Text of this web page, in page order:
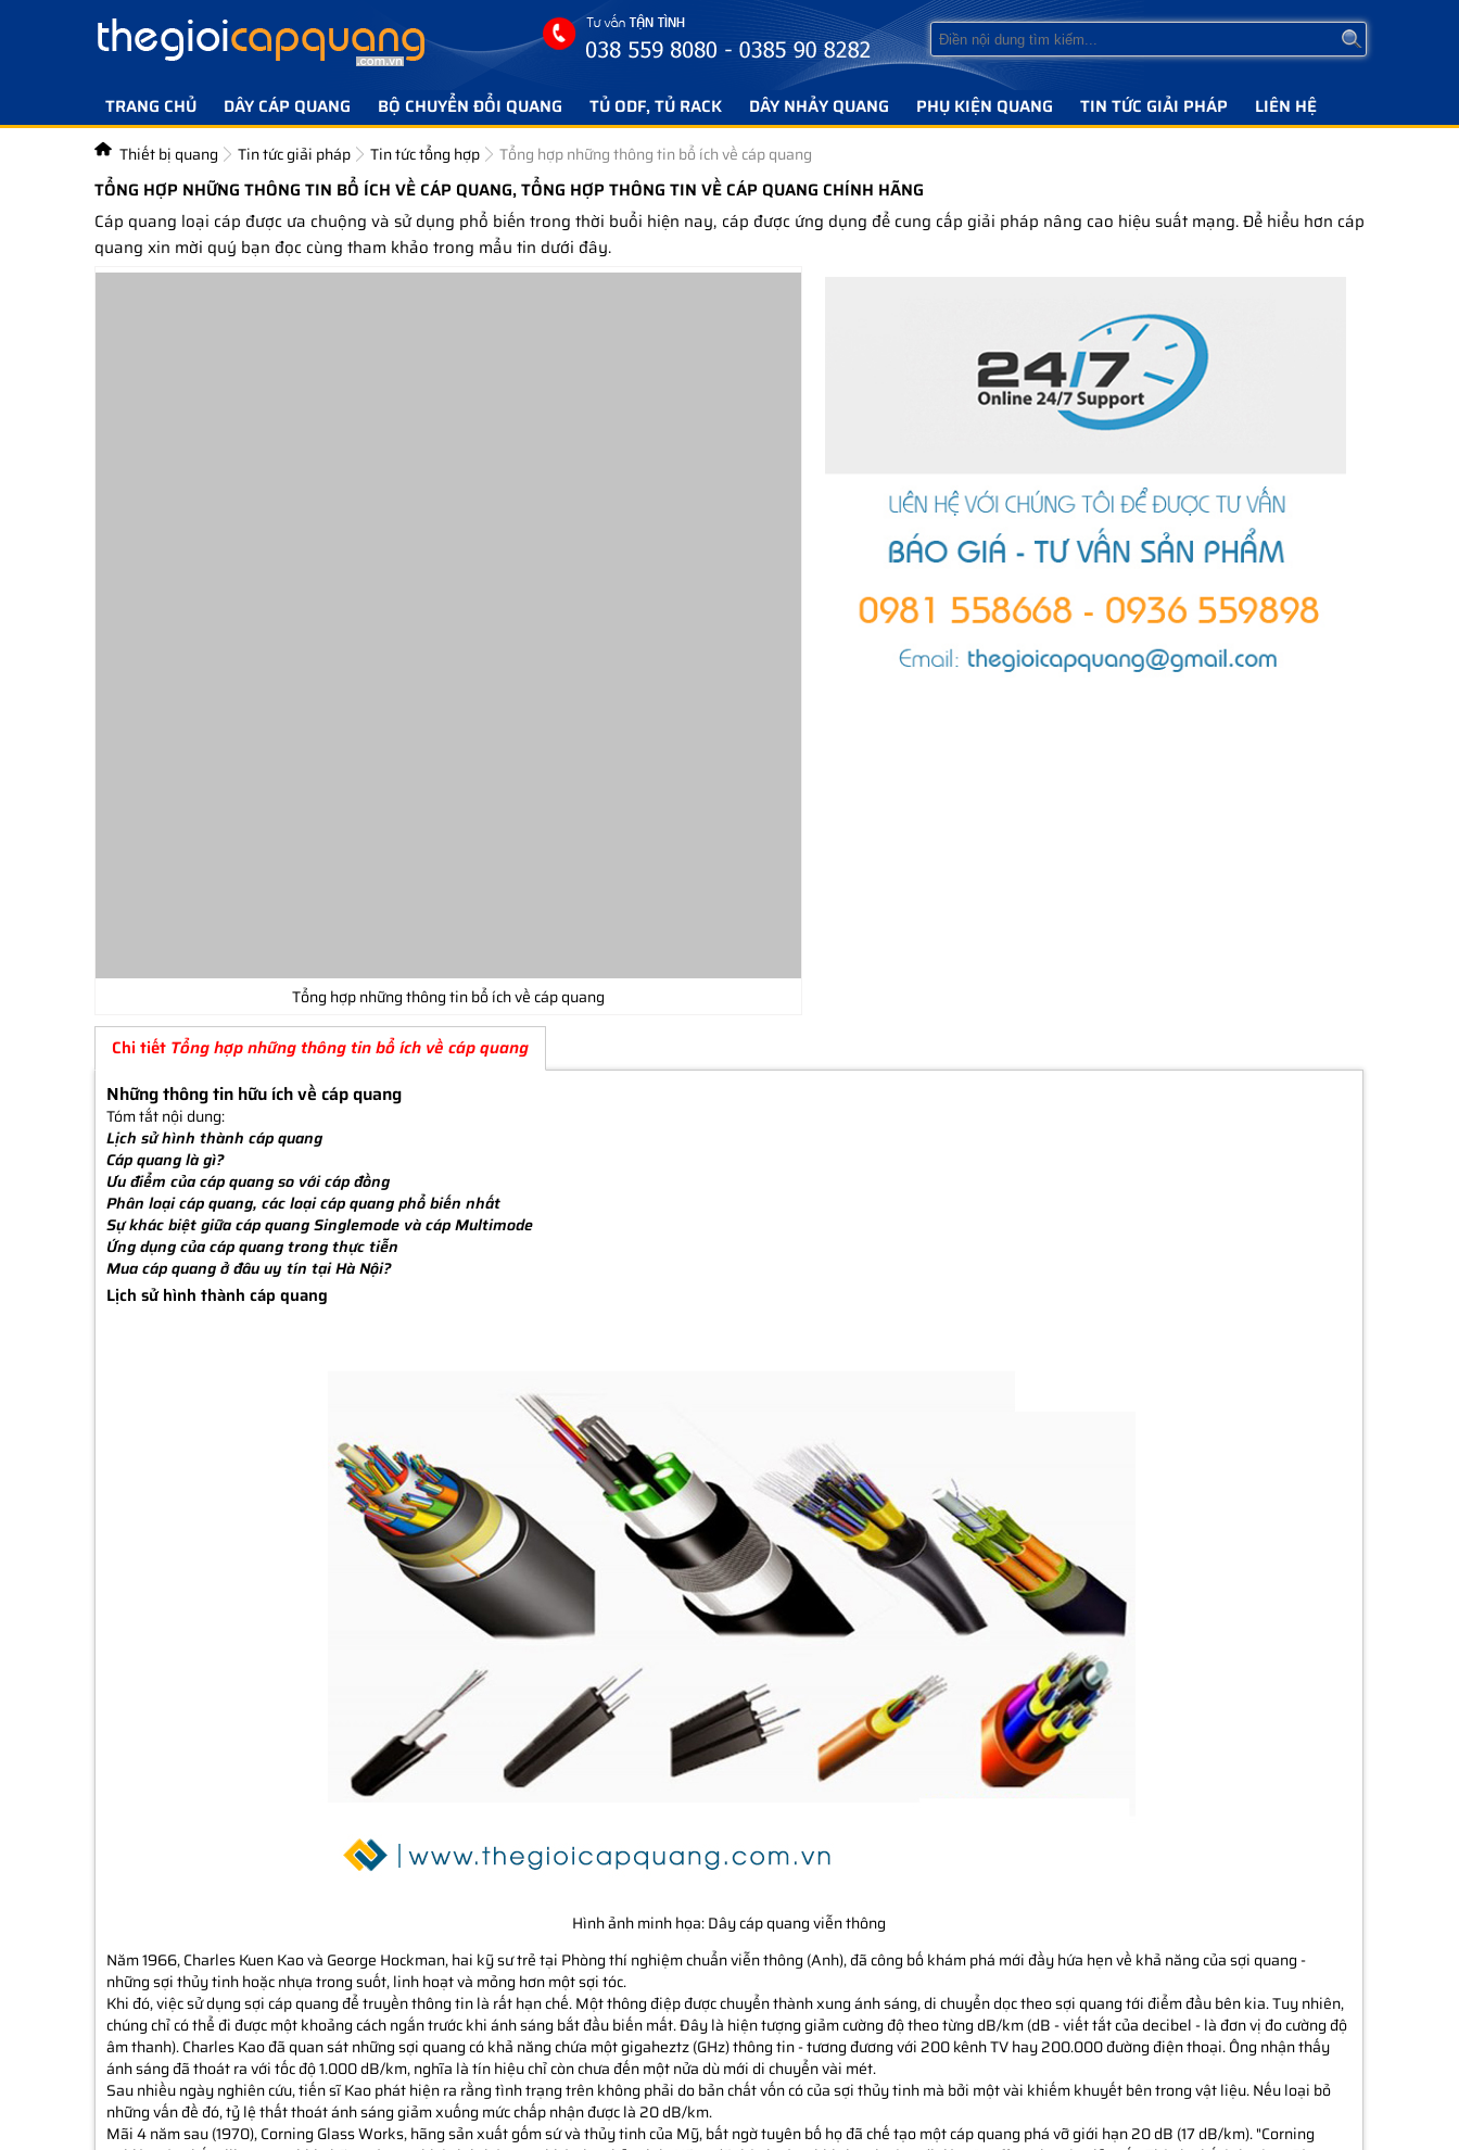
TRANG CHỦ DÂY CÁP QUANG BỘ CHUYỂN ĐỔI QUANG TỦ ODF, TỦ RACK DÂY NHẢY QUANG PHỤ KIỆN QUANG TIN TỨC GIẢI PHÁP LIÊN HỆ
Thiết bị quang Tin tức giải pháp Tin tức tổng hợp Tổng hợp những thông tin bổ ích về cáp quang
TỔNG HỢP NHỮNG THÔNG TIN BỔ ÍCH VỀ CÁP QUANG, TỔNG HỢP THÔNG TIN VỀ CÁP QUANG CHÍNH HÃNG
Cáp quang loại cáp được ưa chuộng và sử dụng phổ biến trong thời buổi hiện nay, cáp được ứng dụng để cung cấp giải pháp nâng cao hiệu suất mạng. Để hiểu hơn cáp
quang xin mời quý bạn đọc cùng tham khảo trong mẩu tin dưới đây.
Tổng hợp những thông tin bổ ích về cáp quang
Chi tiết Tổng hợp những thông tin bổ ích về cáp quang
Những thông tin hữu ích về cáp quang
Tóm tắt nội dung:
Lịch sử hình thành cáp quang
Cáp quang là gì?
Ưu điểm của cáp quang so với cáp đồng
Phân loại cáp quang, các loại cáp quang phổ biến nhất
Sự khác biệt giữa cáp quang Singlemode và cáp Multimode
Ứng dụng của cáp quang trong thực tiễn
Mua cáp quang ở đâu uy tín tại Hà Nội?
Lịch sử hình thành cáp quang
Hình ảnh minh họa: Dây cáp quang viễn thông
Năm 1966, Charles Kuen Kao và George Hockman, hai kỹ sư trẻ tại Phòng thí nghiệm chuẩn viễn thông (Anh), đã công bố khám phá mới đầy hứa hẹn về khả năng của sợi quang -
những sợi thủy tinh hoặc nhựa trong suốt, linh hoạt và mỏng hơn một sợi tóc.
Khi đó, việc sử dụng sợi cáp quang để truyền thông tin là rất hạn chế. Một thông điệp được chuyển thành xung ánh sáng, di chuyển dọc theo sợi quang tới điểm đầu bên kia. Tuy nhiên,
chúng chỉ có thể đi được một khoảng cách ngắn trước khi ánh sáng bắt đầu biến mất. Đây là hiện tượng giảm cường độ theo từng dB/km (dB - viết tắt của decibel - là đơn vị đo cường độ
âm thanh). Charles Kao đã quan sát những sợi quang có khả năng chứa một gigaheztz (GHz) thông tin - tương đương với 200 kênh TV hay 200.000 đường điện thoại. Ông nhận thấy
ánh sáng đã thoát ra với tốc độ 1.000 dB/km, nghĩa là tín hiệu chỉ còn chưa đến một nửa dù mới di chuyển vài mét.
Sau nhiều ngày nghiên cứu, tiến sĩ Kao phát hiện ra rằng tình trạng trên không phải do bản chất vốn có của sợi thủy tinh mà bởi một vài khiếm khuyết bên trong vật liệu. Nếu loại bỏ
những vấn đề đó, tỷ lệ thất thoát ánh sáng giảm xuống mức chấp nhận được là 20 dB/km.
Mãi 4 năm sau (1970), Corning Glass Works, hãng sản xuất gốm sứ và thủy tinh của Mỹ, bất ngờ tuyên bố họ đã chế tạo một cáp quang phá vỡ giới hạn 20 dB (17 dB/km). "Corning